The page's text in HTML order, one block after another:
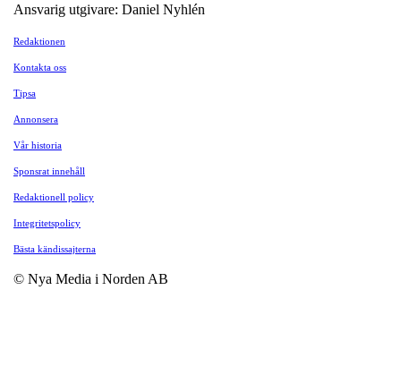
Ansvarig utgivare: Daniel Nyhlén
Redaktionen
Kontakta oss
Tipsa
Annonsera
Vår historia
Sponsrat innehåll
Redaktionell policy
Integritetspolicy
Bästa kändissajterna
© Nya Media i Norden AB